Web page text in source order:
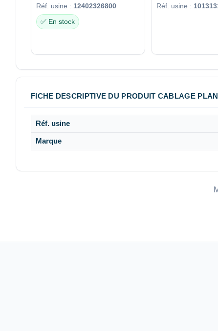
Réf. usine : 12402326800
✅ En stock
Réf. usine :
FICHE DESCRIPTIVE DU PRODUIT CABLAGE
Réf. usine
Marque